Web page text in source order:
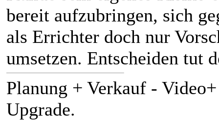
bereit aufzubringen, sich
als Errichter doch nur
umsetzen. Entscheiden tut
Planung + Verkauf -
Upgrade.